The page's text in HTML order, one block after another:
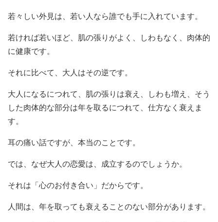
若々しい外見は、若い人なら誰でも手に入れています。
若ければ若いほど、肌の張りがよく、しわもなく、肉体的
に健康です。
それに比べて、大人はその逆です。
大人になるにつれて、肌の張りは衰え、しわも増え、そう
した肉体的な部分は年を取るにつれて、仕方なく衰えま
す。
耳の痛い話ですが、本当のことです。
では、なぜ大人の恋愛は、成立するのでしょうか。
それは「心のお付き合い」だからです。
人間は、年を取っても衰えることのない部分があります。